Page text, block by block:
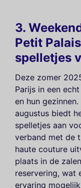
3.
Petit
spelletjes
Deze zomer
Parijs in een
en hun
augustus biedt
spelletjes aan
verband met de
haute couture
plaats in de
reservering, wat
ervaring